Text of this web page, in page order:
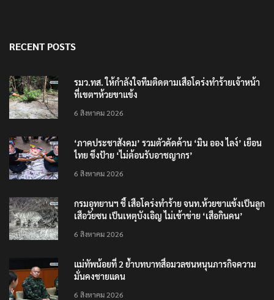
RECENT POSTS
รมว.ทส. ให้กำลังใจทีมติดตามเสือโคร่งทำร้ายเจ้าหน้า
ที่เขตฯห้วยขาแข้ง
6 สิงหาคม 2026
‘ภาคประชาสังคม’ รวมตัวคัดค้าน ‘มิน ออง ไลง์’ เยือน
ไทย ขึงป้าย ‘ไม่ต้อนรับอาชญากร’
6 สิงหาคม 2026
กรมอุทยานฯ ชี้ เสือโคร่งทำร้าย จนท.ห้วยขาแข้งเป็นลูก
เสือวัยซน เป็นเหตุบังเอิญ ไม่เข้าข่าย ‘เสือกินคน’
6 สิงหาคม 2026
แม่ทัพน้อยที่ 2 ย้ำบทบาทสื่อมวลชนหนุนภารกิจความ
มั่นคงชายแดน
6 สิงหาคม 2026